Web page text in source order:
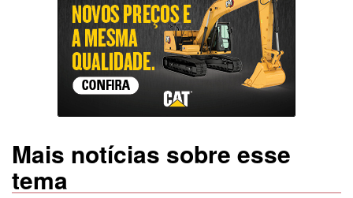
Mais notícias sobre esse
tema